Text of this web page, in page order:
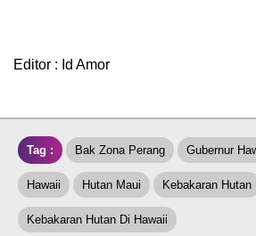
Editor : Id Amor
Tag : Bak Zona Perang Gubernur
Hawaii Hutan Maui Kebakaran Hutan
Kebakaran Hutan Di Hawaii